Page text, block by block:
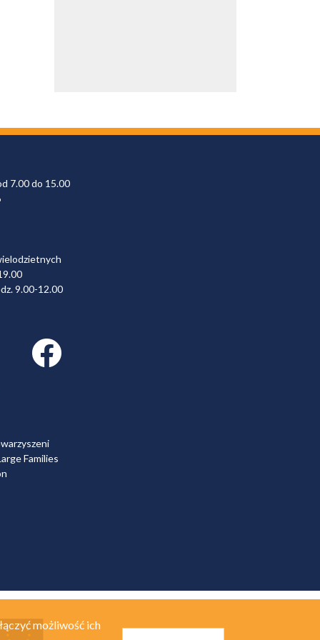
7.00 do 15.00
9.00-12.00
Facebook link
Families
możliwość ich